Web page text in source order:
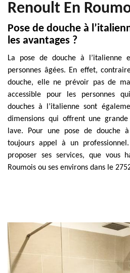
Renoult En
Pose de douche à
les avantages ?
La pose de douche à l’italienne
personnes âgées. En effet,
douche, elle ne prévoir pas de
accessible pour les personnes
douches à l’italienne sont
dimensions qui offrent une
lave. Pour une pose de douche
toujours appel à un
proposer ses services, que vous
Roumois ou ses environs dans le